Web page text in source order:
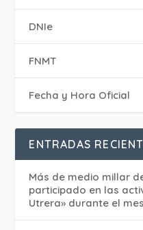
DNIe
FNMT
Fecha y Hora Oficial
ENTRADAS
Más de medio millar
participado en las
Utrera» durante el